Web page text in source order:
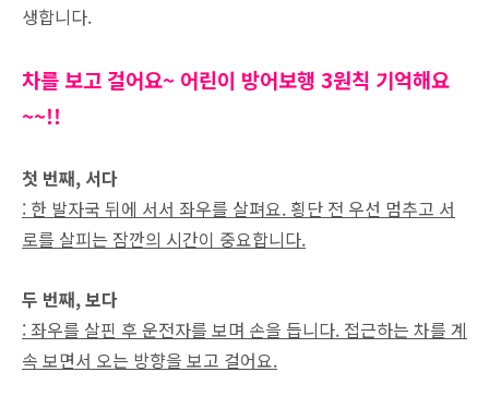
생합니다.
차를 보고 걸어요~ 어린이 방어보행 3원칙 기억해요
~~!!
첫 번째, 서다
: 한 발자국 뒤에 서서 좌우를 살펴요. 횡단 전 우선 멈추고 서
로를 살피는 잠깐의 시간이 중요합니다.
두 번째, 보다
: 좌우를 살핀 후 운전자를 보며 손을 듭니다. 접근하는 차를 계
속 보면서 오는 방향을 보고 걸어요.